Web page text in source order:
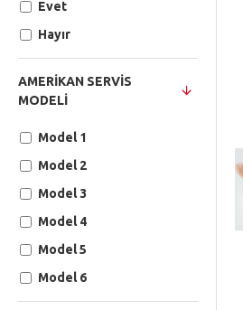
Evet
Hayır
AMERIKAN SERVIS
MODELI
Model 1
Model 2
Model 3
Model 4
Model 5
Model 6